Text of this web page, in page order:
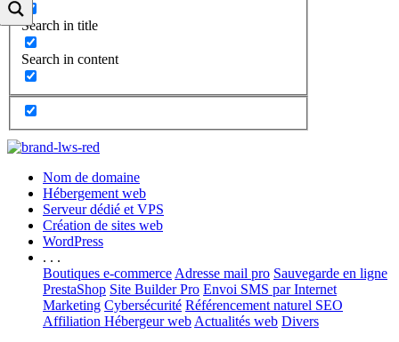
Search in title
Search in content
Nom de domaine
Hébergement web
Serveur dédié et VPS
Création de sites web
WordPress
. . .
Boutiques e-commerce Adresse mail pro Sauvegarde en ligne
PrestaShop Site Builder Pro Envoi SMS par Internet
Marketing Cybersécurité Référencement naturel SEO
Affiliation Hébergeur web Actualités web Divers